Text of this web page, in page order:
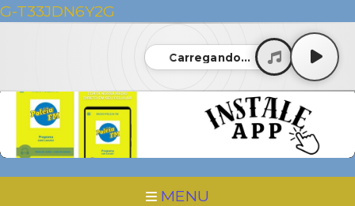
G-T33JDN6Y2G
Carregando...
MENU